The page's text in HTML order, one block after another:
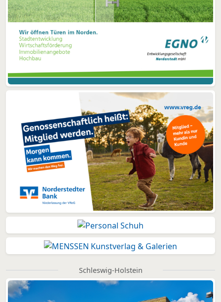
Schleswig-Holstein